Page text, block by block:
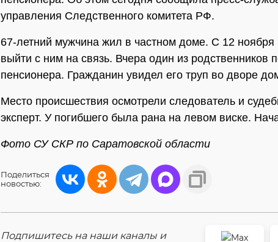
управления Следственного комитета РФ.
67-летний мужчина жил в частном доме. С 12 ноября
выйти с ним на связь. Вчера один из родственников
пенсионера. Гражданин увидел его труп во дворе
Место происшествия осмотрели следователь и
эксперт. У погибшего была рана на левом виске.
Фото СУ СКР по Саратовской области
Поделиться
новостью:
Подпишитесь на наши каналы и